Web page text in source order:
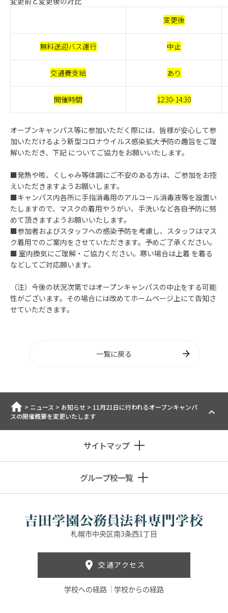
変更後
無料送迎バス運行 中止
交通費支給 あり
開催時間 12:30-14:30
オープンキャンパス等に参加いただく際には、皆様が安心して参
加いただけるよう新型コロナウイルス感染拡大予防の趣旨をご理
解いただき、下記 についてご協力をお願いいたします。
■発熱や咳、くしゃみ等体調にご不安のある方は、ご参加をお控
えいただきますようお願いします。
■キャンパス内各所に手指消毒用のアルコール消毒液等を設置い
たしますので、マスクの着用やうがい、手洗いなど各自予防に努
めて頂きますようお願いいたします。
■参加者およびスタッフへの感染予防を考慮し、スタッフはマス
ク着用でのご案内をさせていただきます。予めご了承ください。
■ 室内換気にご理解・ご協力ください。寒い場合は上着 を着る
などしてご対応願います。
（注）今後の状況次第ではオープンキャンパスの中止をする可能
性がございます。その場合には改めてホームページ上にて告知さ
せていただきます。
一覧に戻る
ホーム
> ニュース > お知らせ > 11月21日に行われるオープンキャンパ
スの開催概要を変更いたします
サイトマップ
グループ校一覧
札幌市中央区南3条西1丁目
交通アクセス
学校への経路 学校からの経路